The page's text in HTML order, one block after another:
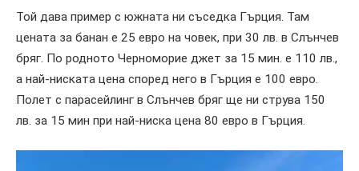
Той дава пример с южната ни съседка Гърция. Там
цената за банан е 25 евро на човек, при 30 лв. в Слънчев
бряг. По родното Черноморие джет за 15 мин. е 110 лв.,
а най-ниската цена според него в Гърция е 100 евро.
Полет с парасейлинг в Слънчев бряг ще ни струва 150
лв. за 15 мин при най-ниска цена 80 евро в Гърция.